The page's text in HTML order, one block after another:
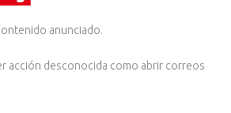
anunciado.
acción desconocida como abrir correos